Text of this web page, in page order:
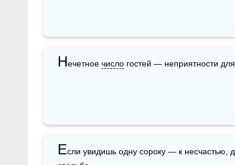
Нечетное число гостей — неприятности для
Е